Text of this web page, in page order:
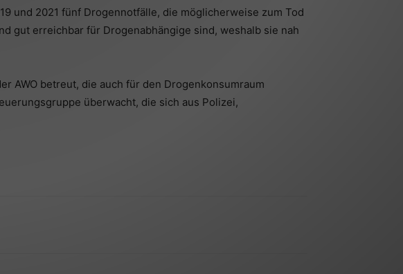
und 2021 fünf Drogennotfälle, die möglicherweise zum Tod
gut erreichbar für Drogenabhängige sind, weshalb sie nah
AWO betreut, die auch für den Drogenkonsumraum
überwacht, die sich aus Polizei,